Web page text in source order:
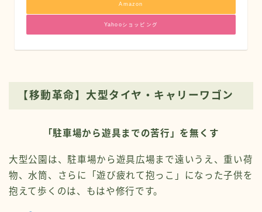
Amazon
Yahooショッピング
【移動革命】大型タイヤ・キャリーワゴン
「駐車場から遊具までの苦行」を無くす
大型公園は、駐車場から遊具広場まで遠いうえ、重い荷
物、水筒、さらに「遊び疲れて抱っこ」になった子供を
抱えて歩くのは、もはや修行です。